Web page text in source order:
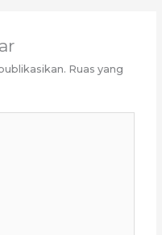
Ruas yang